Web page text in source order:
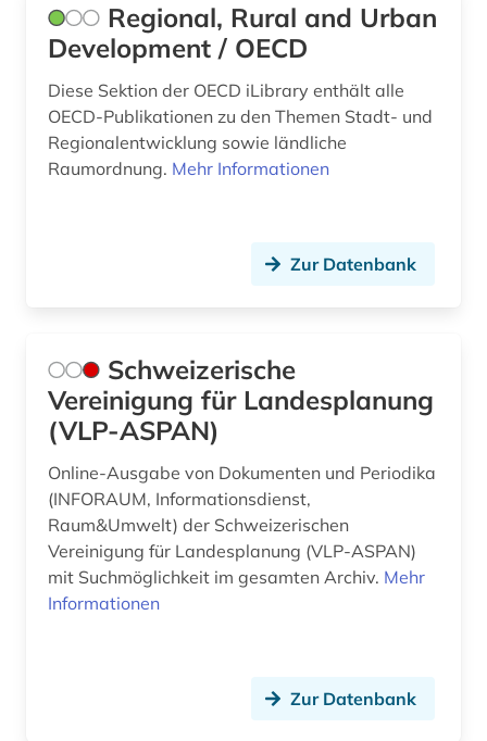
Regional, Rural and Urban
Development / OECD
Diese Sektion der OECD iLibrary enthält alle
OECD-Publikationen zu den Themen Stadt- und
Regionalentwicklung sowie ländliche
Raumordnung. Mehr Informationen
Zur Datenbank
Schweizerische
Vereinigung für Landesplanung
(VLP-ASPAN)
Online-Ausgabe von Dokumenten und Periodika
(INFORAUM, Informationsdienst,
Raum&Umwelt) der Schweizerischen
Vereinigung für Landesplanung (VLP-ASPAN)
mit Suchmöglichkeit im gesamten Archiv. Mehr
Informationen
Zur Datenbank